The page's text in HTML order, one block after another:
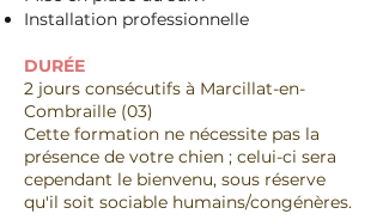
Installation professionnelle
DURÉE
2 jours consécutifs à Marcillat-en-
Combraille (03)
Cette formation ne nécessite pas la
présence de votre chien ; celui-ci sera
cependant le bienvenu, sous réserve
qu'il soit sociable humains/congénères.